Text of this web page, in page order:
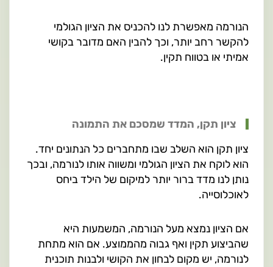
הנורמה מאפשרת לנו להכניס את הציון הגולמי
להקשר רחב יותר, וכך להבין האם מדובר בקושי
אמיתי או בטווח תקין.
ציון תקן, המדד שמסכם את התמונה
ציון תקן הוא השלב שבו מתחברים כל הנתונים יחד.
הוא לוקח את הציון הגולמי ומשווה אותו לנורמה, ובכך
נותן לנו מדד ברור יותר למיקום של הילד ביחס
לאוכלוסייה.
אם הציון נמצא מעל הנורמה, המשמעות היא
שהביצוע תקין ואף גבוה מהממוצע. אם הוא מתחת
לנורמה, יש מקום לבחון את הקושי ולבנות תוכנית